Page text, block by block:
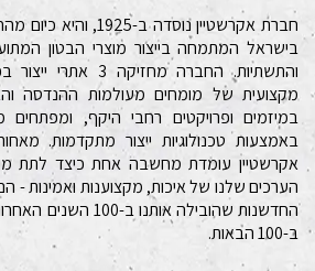
חברת אקרשטיין נוסדה ב-
בישראל המתמחה בייצור מוצרי הבטון
והתשתיות. החברה
מקצועית של מומחים מעולמות ההנדסה
במיזמים ופרויקטים רחבי היקף, ומפתחים
באמצעות טכנולוגיות ייצור מתקדמות.
אקרשטיין עומדת מחשבה אחת כיצד לתת
הערכים שלנו של איכות, מקצוענות ואמינות -
החדשנות שהובילה
ב-100 הבאות.